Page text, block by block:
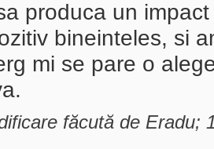
produca un
bineinteles, si
mi se pare o
făcută de Eradu;